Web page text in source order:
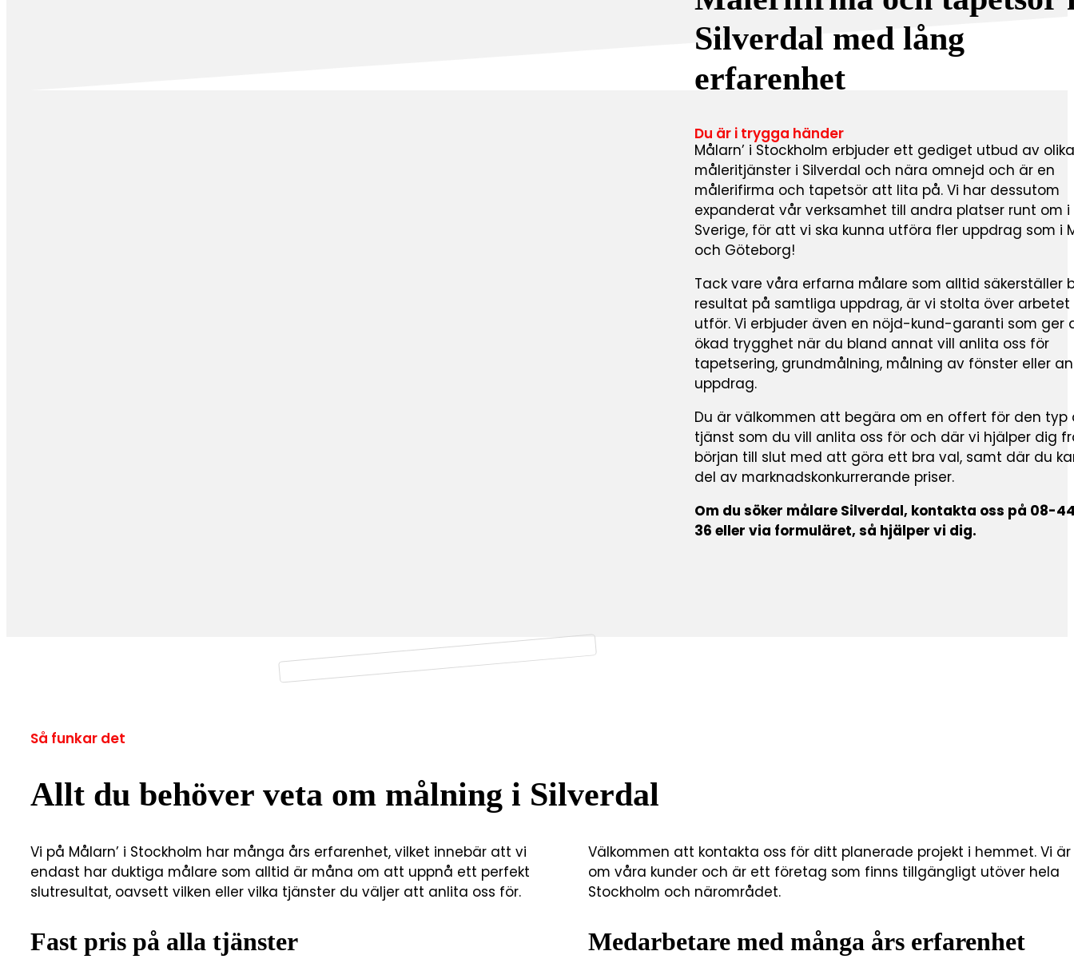
Silverdal med lång
erfarenhet
Du är i trygga händer
Målarn’ i Stockholm erbjuder ett gediget utbud av
måleritjänster i Silverdal och nära omnejd och är en
målerifirma och tapetsör att lita på. Vi har dessutom
expanderat vår verksamhet till andra platser runt om i
Sverige, för att vi ska kunna utföra fler uppdrag som i
och Göteborg!
Tack vare våra erfarna målare som alltid säkerställer
resultat på samtliga uppdrag, är vi stolta över arbetet
utför. Vi erbjuder även en nöjd-kund-garanti som ger
ökad trygghet när du bland annat vill anlita oss för
tapetsering, grundmålning, målning av fönster eller
uppdrag.
Du är välkommen att begära om en offert för den typ
tjänst som du vill anlita oss för och där vi hjälper dig
början till slut med att göra ett bra val, samt där du
del av marknadskonkurrerande priser.
Om du söker målare Silverdal, kontakta oss på 08-
36 eller via formuläret, så hjälper vi dig.
Så funkar det
Allt du behöver veta om målning i Silverdal
Vi på Målarn’ i Stockholm har många års erfarenhet, vilket innebär att vi
endast har duktiga målare som alltid är måna om att uppnå ett perfekt
slutresultat, oavsett vilken eller vilka tjänster du väljer att anlita oss för.
Fast pris på alla tjänster
Välkommen att kontakta oss för ditt planerade projekt i hemmet. Vi
om våra kunder och är ett företag som finns tillgängligt utöver hela
Stockholm och närområdet.
Medarbetare med många års erfarenhet